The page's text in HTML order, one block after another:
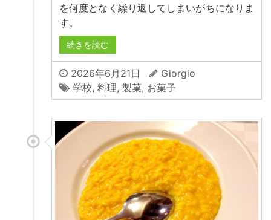
を何度となく繰り返してしまいがちになりま
す。
続きを読む
2026年6月21日
Giorgio
学校, 料理, 製菓, お菓子